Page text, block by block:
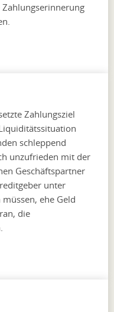
Zahlungserinnerung
Zahlungsziel
schleppend
unzufrieden mit der
Geschäftspartner
unter
ehe Geld
die